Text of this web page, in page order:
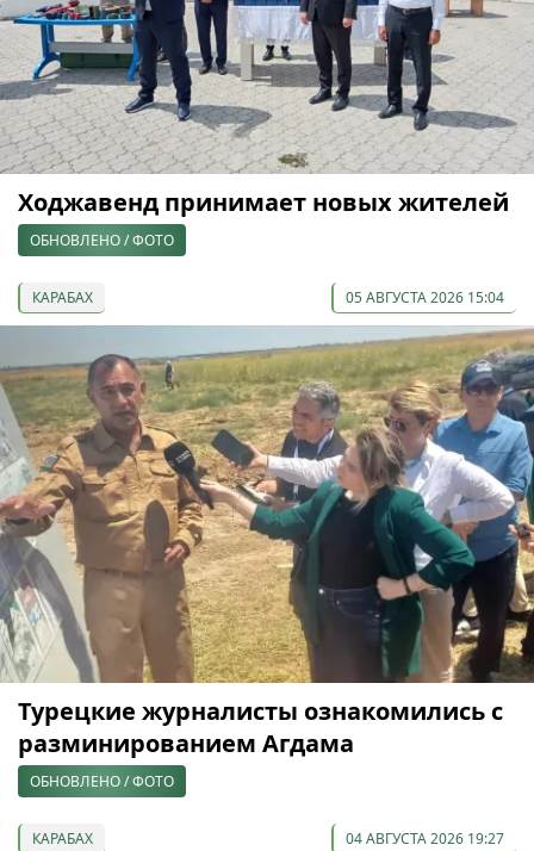
Ходжавенд принимает новых жителей
ОБНОВЛЕНО / ФОТО
КАРАБАХ 05 АВГУСТА 2026 15:04
Турецкие журналисты ознакомились с
разминированием Агдама
ОБНОВЛЕНО / ФОТО
КАРАБАХ 04 АВГУСТА 2026 19:27